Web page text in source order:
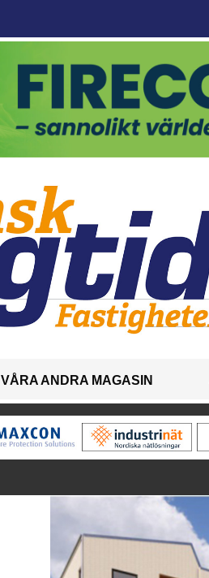
VÅRA ANDRA MAGASIN